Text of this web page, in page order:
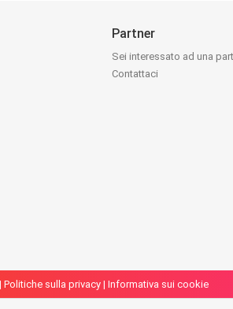
Partner
Sei interessato ad una
Contattaci
| Politiche sulla privacy | Informativa sui cookie